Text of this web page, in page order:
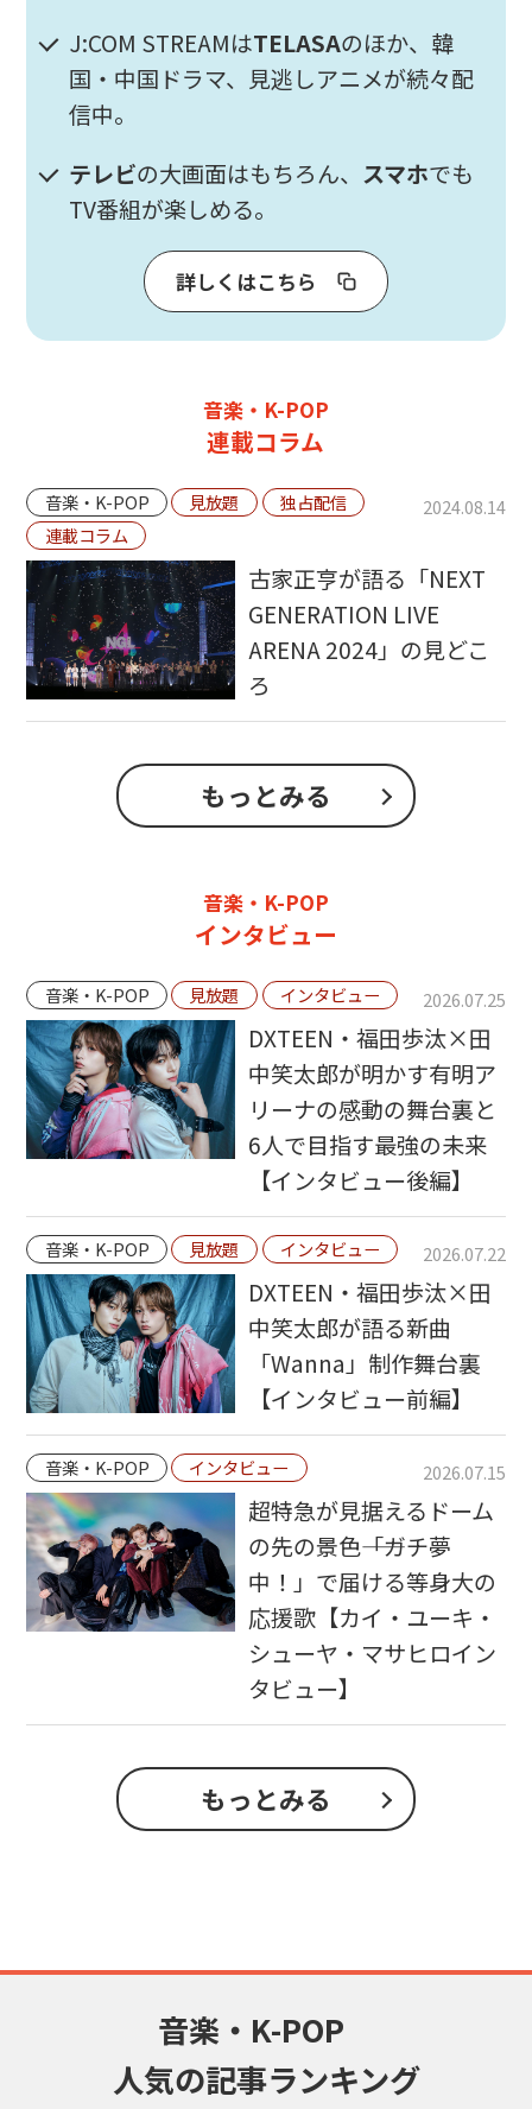
J:COM STREAMはTELASAのほか、韓
国・中国ドラマ、見逃しアニメが続々配
信中。
テレビの大画面はもちろん、 スマホでも
TV番組が楽しめる。
詳しくはこちら
音楽・K-POP
連載コラム
音楽・K-POP 見放題
独占配信
連載コラム
2024.08.14
古家正亨が語る「NEXT
GENERATION LIVE
ARENA 2024」の見どこ
ろ
もっとみる
音楽・K-POP
インタビュー
音楽・K-POP 見放題 インタビュー 2026.07.25
DXTEEN・福田歩汰×田
中笑太郎が明かす有明ア
リーナの感動の舞台裏と
6人で目指す最強の未来
【インタビュー後編】
音楽・K-POP 見放題 インタビュー 2026.07.22
DXTEEN・福田歩汰×田
中笑太郎が語る新曲
「Wanna」制作舞台裏
【インタビュー前編】
音楽・K-POP インタビュー 2026.07.15
超特急が見据えるドーム
の先の景色――「ガチ夢
中！」で届ける等身大の
応援歌【カイ・ユーキ・
シューヤ・マサヒロイン
タビュー】
もっとみる
音楽・K-POP
人気の記事ランキング